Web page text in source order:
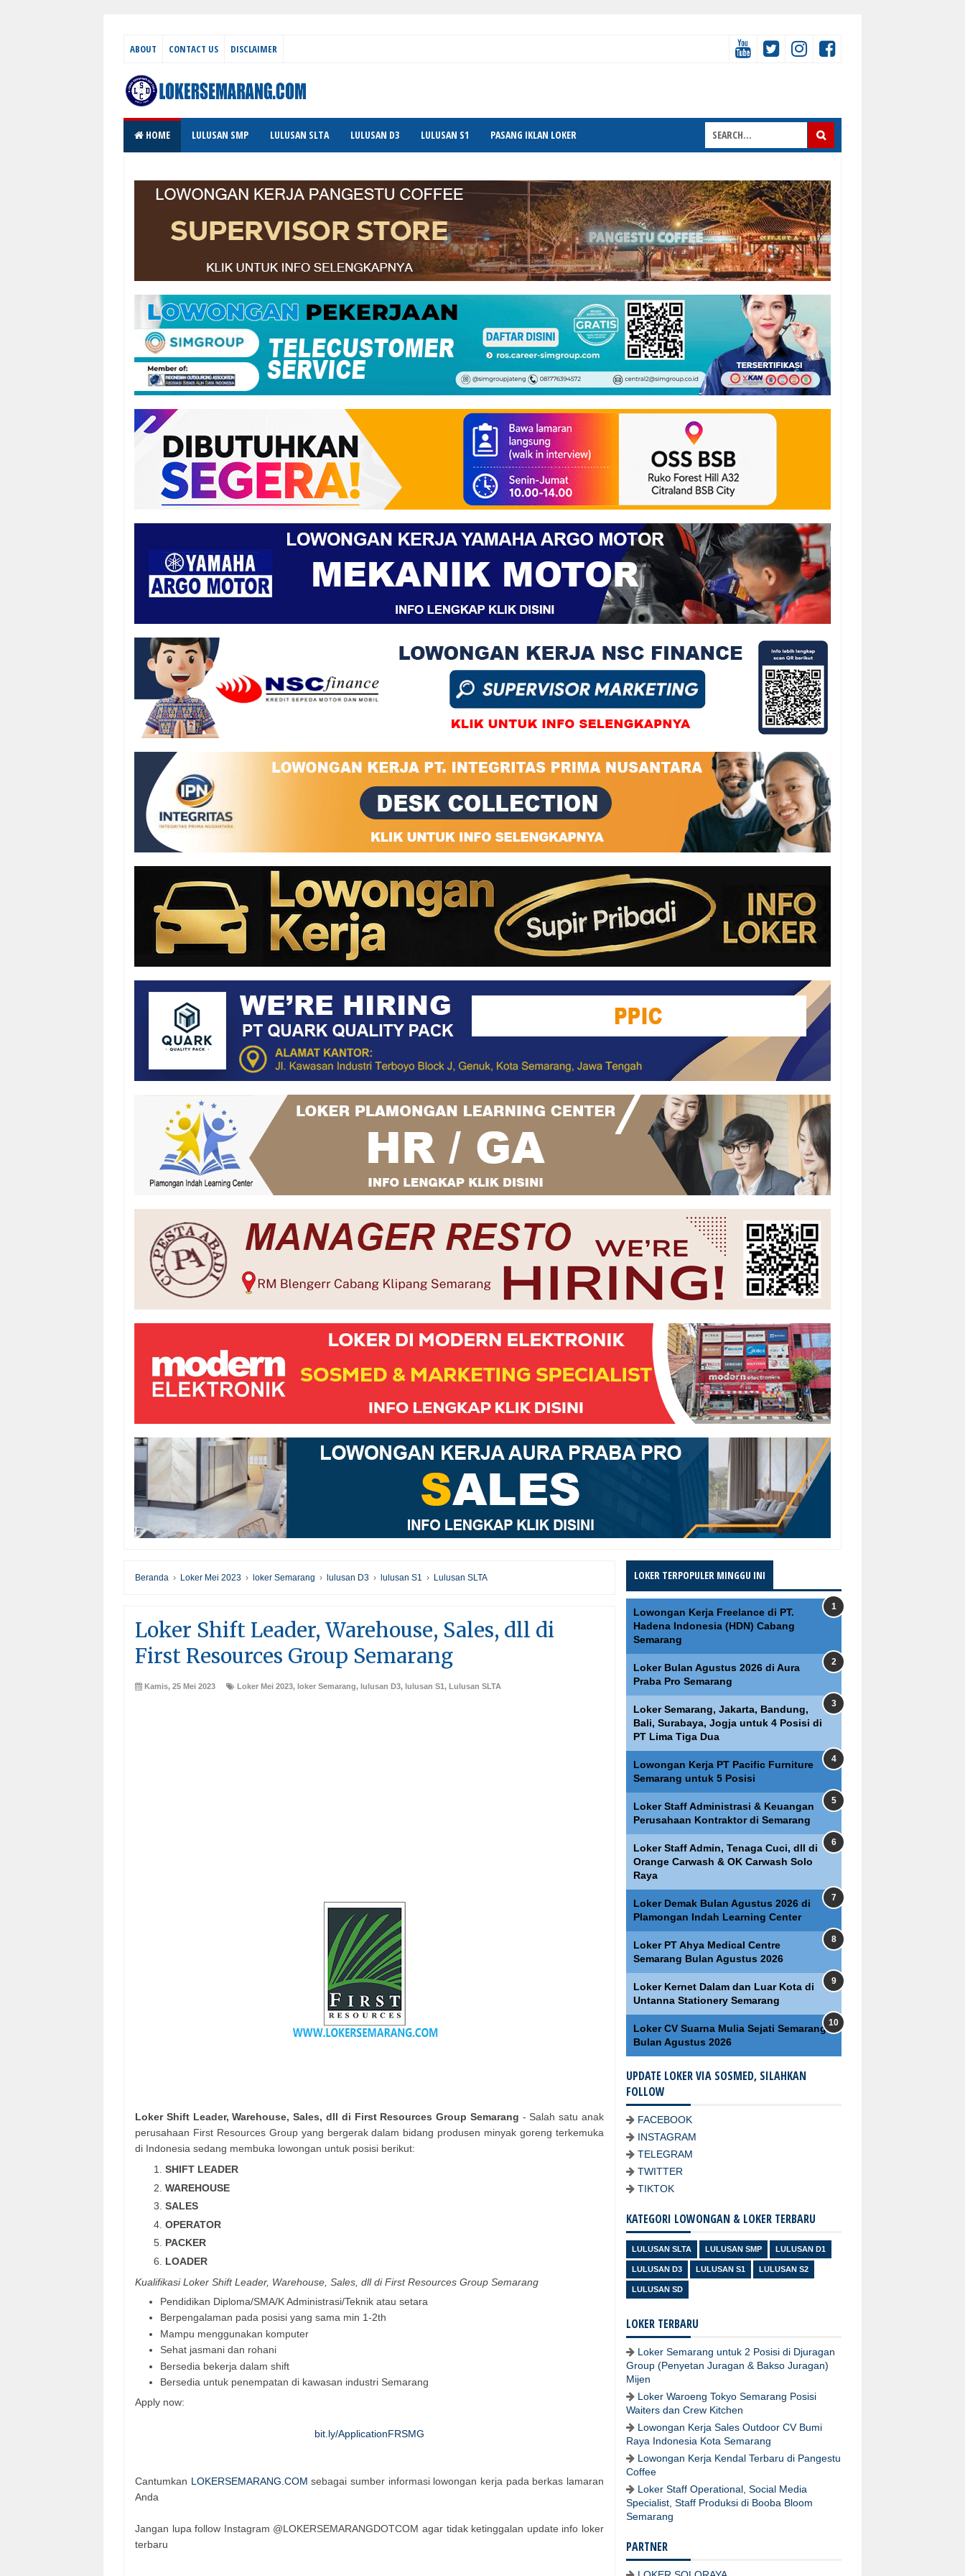
ABOUT CONTACT US DISCLAIMER
HOME LULUSAN SMP LULUSAN SLTA LULUSAN D3 LULUSAN S1 PASANG IKLAN LOKER
Beranda › Loker Mei 2023 › loker Semarang › lulusan D3 › lulusan S1 › Lulusan SLTA
Loker Shift Leader, Warehouse, Sales, dll di
First Resources Group Semarang
Kamis, 25 Mei 2023 Loker Mei 2023, loker Semarang, lulusan D3, lulusan S1, Lulusan SLTA
Loker Shift Leader, Warehouse, Sales, dll di First Resources Group Semarang - Salah satu anak
perusahaan First Resources Group yang bergerak dalam bidang produsen minyak goreng terkemuka
di Indonesia sedang membuka lowongan untuk posisi berikut:
SHIFT LEADER
WAREHOUSE
SALES
OPERATOR
PACKER
LOADER
KualifikasiLoker Shift Leader, Warehouse, Sales, dll di First Resources Group Semarang
Pendidikan Diploma/SMA/K Administrasi/Teknik atau setara
Berpengalaman pada posisi yang sama min 1-2th
Mampu menggunakan komputer
Sehat jasmani dan rohani
Bersedia bekerja dalam shift
Bersedia untuk penempatan di kawasan industri Semarang
Apply now:
bit.ly/ApplicationFRSMG
Cantumkan LOKERSEMARANG.COM sebagai sumber informasi lowongan kerja pada berkas lamaran
Anda
Jangan lupa follow Instagram @LOKERSEMARANGDOTCOM agar tidak ketinggalan update info loker
terbaru
LOKER TERPOPULER MINGGU INI
Lowongan Kerja Freelance di PT.
Hadena Indonesia (HDN) Cabang
Semarang
Loker Bulan Agustus 2026 di Aura
Praba Pro Semarang
Loker Semarang, Jakarta, Bandung,
Bali, Surabaya, Jogja untuk 4 Posisi di
PT Lima Tiga Dua
Lowongan Kerja PT Pacific Furniture
Semarang untuk 5 Posisi
Loker Staff Administrasi & Keuangan
Perusahaan Kontraktor di Semarang
Loker Staff Admin, Tenaga Cuci, dll di
Orange Carwash & OK Carwash Solo
Raya
Loker Demak Bulan Agustus 2026 di
Plamongan Indah Learning Center
Loker PT Ahya Medical Centre
Semarang Bulan Agustus 2026
Loker Kernet Dalam dan Luar Kota di
Untanna Stationery Semarang
Loker CV Suarna Mulia Sejati Semarang
Bulan Agustus 2026
UPDATE LOKER VIA SOSMED, SILAHKAN
FOLLOW
FACEBOOK
INSTAGRAM
TELEGRAM
TWITTER
TIKTOK
KATEGORI LOWONGAN & LOKER TERBARU
LULUSAN SLTA LULUSAN SMP LULUSAN D1
LULUSAN D3 LULUSAN S1 LULUSAN S2
LULUSAN SD
LOKER TERBARU
Loker Semarang untuk 2 Posisi di Djuragan
Group (Penyetan Juragan & Bakso Juragan)
Mijen
Loker Waroeng Tokyo Semarang Posisi
Waiters dan Crew Kitchen
Lowongan Kerja Sales Outdoor CV Bumi
Raya Indonesia Kota Semarang
Lowongan Kerja Kendal Terbaru di Pangestu
Coffee
Loker Staff Operational, Social Media
Specialist, Staff Produksi di Booba Bloom
Semarang
PARTNER